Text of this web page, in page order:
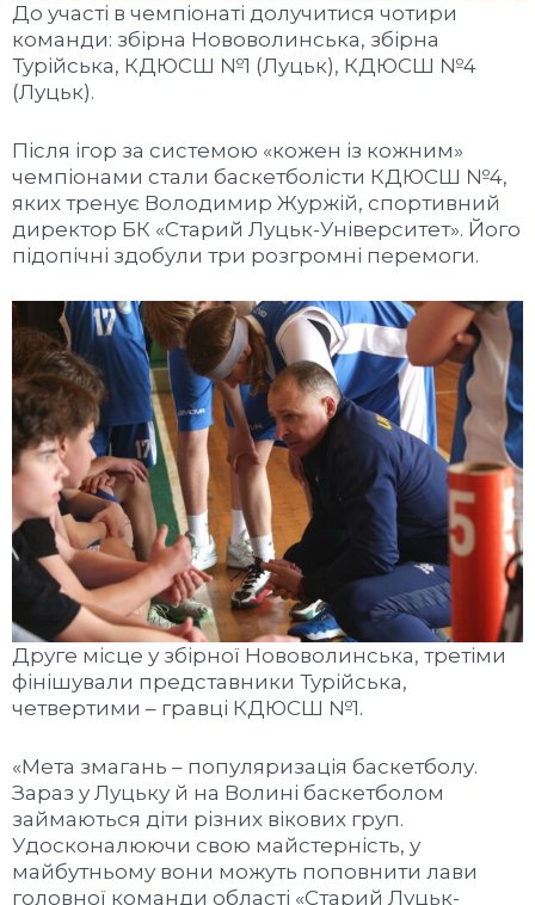
До участі в чемпіонаті долучитися чотири
команди: збірна Нововолинська, збірна
Турійська, КДЮСШ №1 (Луцьк), КДЮСШ №4
(Луцьк).
Після ігор за системою «кожен із кожним»
чемпіонами стали баскетболісти КДЮСШ №4,
яких тренує Володимир Журжій, спортивний
директор БК «Старий Луцьк-Університет». Його
підопічні здобули три розгромні перемоги.
Друге місце у збірної Нововолинська, третіми
фінішували представники Турійська,
четвертими – гравці КДЮСШ №1.
«Мета змагань – популяризація баскетболу.
Зараз у Луцьку й на Волині баскетболом
займаються діти різних вікових груп.
Удосконалюючи свою майстерність, у
майбутньому вони можуть поповнити лави
головної команди області «Старий Луцьк-